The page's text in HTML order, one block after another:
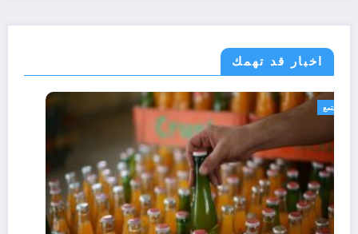
اخبار قد تهمك
مجتمع